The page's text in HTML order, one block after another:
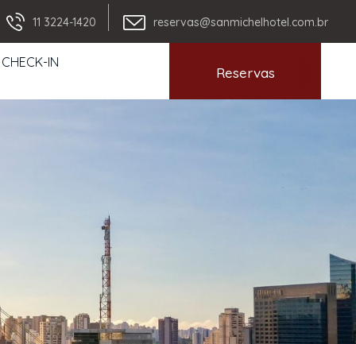
11 3224-1420 reservas@sanmichelhotel.com.br
IN
Reservas